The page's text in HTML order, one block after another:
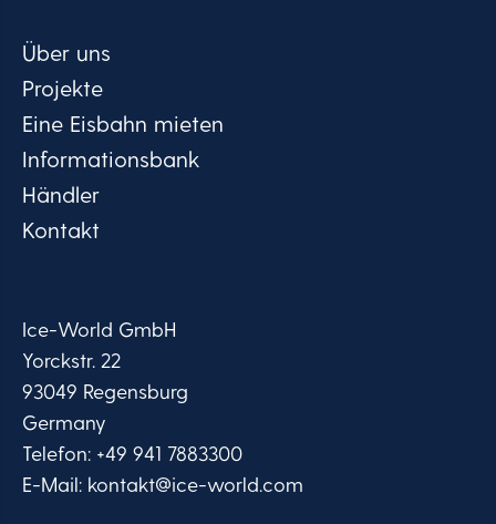
Über uns
Projekte
Eine Eisbahn mieten
Informationsbank
Händler
Kontakt
Ice-World GmbH
Yorckstr. 22
93049 Regensburg
Germany
Telefon: +49 941 7883300
E-Mail: kontakt@ice-world.com